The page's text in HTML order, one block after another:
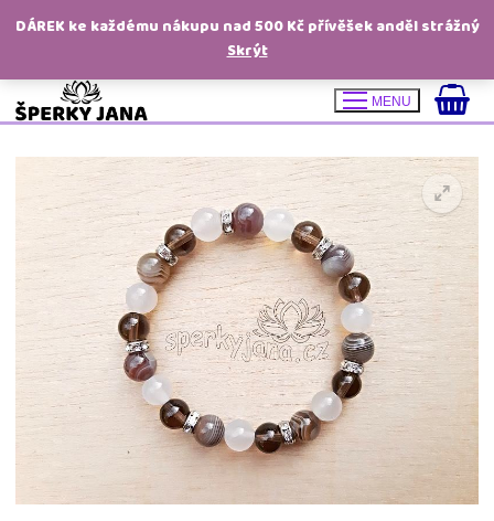
Přeskočit
na
MENU
DÁREK ke každému nákupu nad 500 Kč přívěšek anděl strážný
Skrýt